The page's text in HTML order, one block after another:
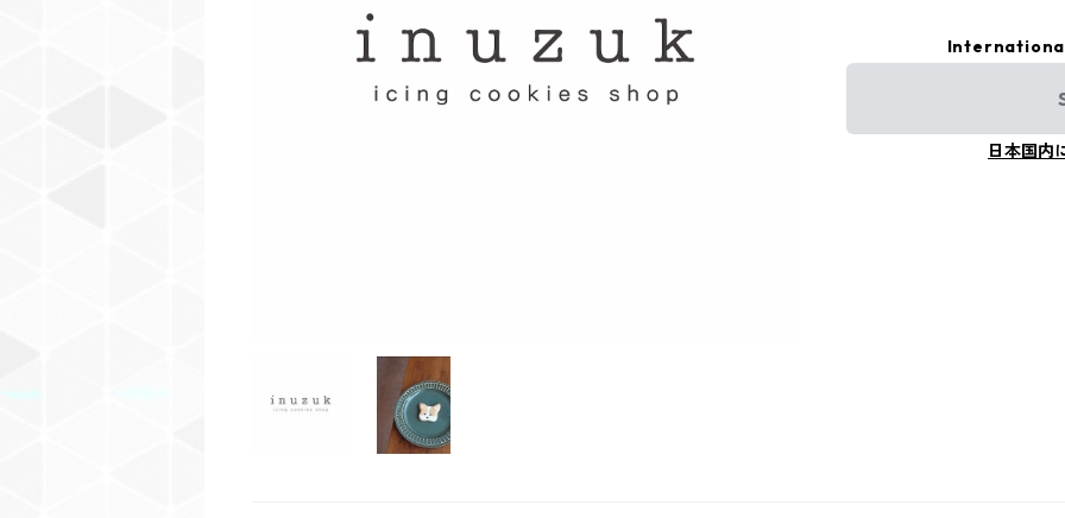
日本国内